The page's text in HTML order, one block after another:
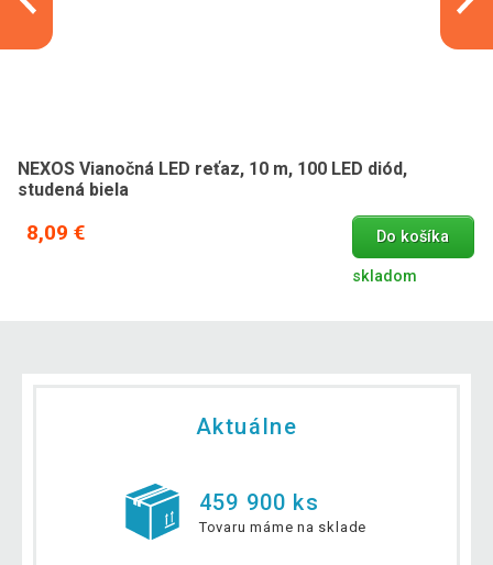
NEXOS Vianočná LED reťaz, 10 m, 100 LED diód,
studená biela
8,09 € Do košíka
skladom
Aktuálne
459 900 ks
Tovaru máme na sklade